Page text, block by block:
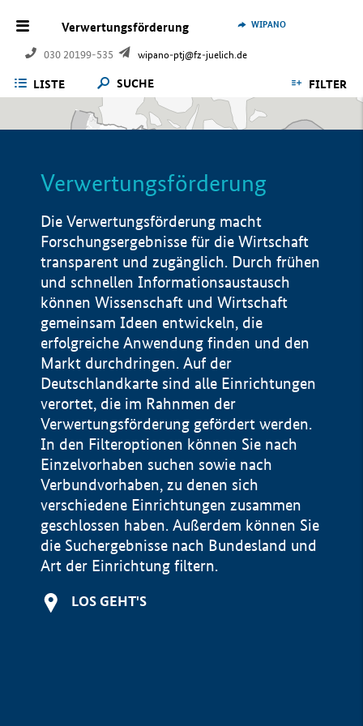
Verwertungsförderung
030 20199-535 wipano-ptj@fz-juelich.de
WIPANO
LISTE SUCHE FILTER
Verwertungsförderung
Die Verwertungsförderung macht
Forschungsergebnisse für die Wirtschaft
transparent und zugänglich. Durch frühen
und schnellen Informationsaustausch
können Wissenschaft und Wirtschaft
gemeinsam Ideen entwickeln, die
erfolgreiche Anwendung finden und den
Markt durchdringen. Auf der
Deutschlandkarte sind alle Einrichtungen
verortet, die im Rahnmen der
Verwertungsförderung gefördert werden.
In den Filteroptionen können Sie nach
Einzelvorhaben suchen sowie nach
Verbundvorhaben, zu denen sich
verschiedene Einrichtungen zusammen
geschlossen haben. Außerdem können Sie
die Suchergebnisse nach Bundesland und
Art der Einrichtung filtern.
LOS GEHT'S